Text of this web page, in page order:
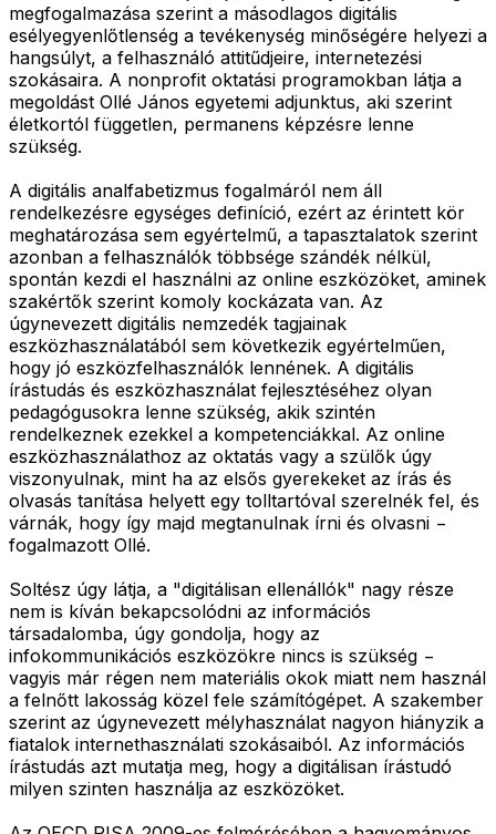
megfogalmazása szerint a másodlagos digitális
esélyegyenlőtlenség a tevékenység minőségére helyezi a
hangsúlyt, a felhasználó attitűdjeire, internetezési
szokásaira. A nonprofit oktatási programokban látja a
megoldást Ollé János egyetemi adjunktus, aki szerint
életkortól független, permanens képzésre lenne
szükség.
A digitális analfabetizmus fogalmáról nem áll
rendelkezésre egységes definíció, ezért az érintett kör
meghatározása sem egyértelmű, a tapasztalatok szerint
azonban a felhasználók többsége szándék nélkül,
spontán kezdi el használni az online eszközöket, aminek
szakértők szerint komoly kockázata van. Az
úgynevezett digitális nemzedék tagjainak
eszközhasználatából sem következik egyértelműen,
hogy jó eszközfelhasználók lennének. A digitális
írástudás és eszközhasználat fejlesztéséhez olyan
pedagógusokra lenne szükség, akik szintén
rendelkeznek ezekkel a kompetenciákkal. Az online
eszközhasználathoz az oktatás vagy a szülők úgy
viszonyulnak, mint ha az elsős gyerekeket az írás és
olvasás tanítása helyett egy tolltartóval szerelnék fel, és
várnák, hogy így majd megtanulnak írni és olvasni −
fogalmazott Ollé.
Soltész úgy látja, a "digitálisan ellenállók" nagy része
nem is kíván bekapcsolódni az információs
társadalomba, úgy gondolja, hogy az
infokommunikációs eszközökre nincs is szükség −
vagyis már régen nem materiális okok miatt nem használ
a felnőtt lakosság közel fele számítógépet. A szakember
szerint az úgynevezett mélyhasználat nagyon hiányzik a
fiatalok internethasználati szokásaiból. Az információs
írástudás azt mutatja meg, hogy a digitálisan írástudó
milyen szinten használja az eszközöket.